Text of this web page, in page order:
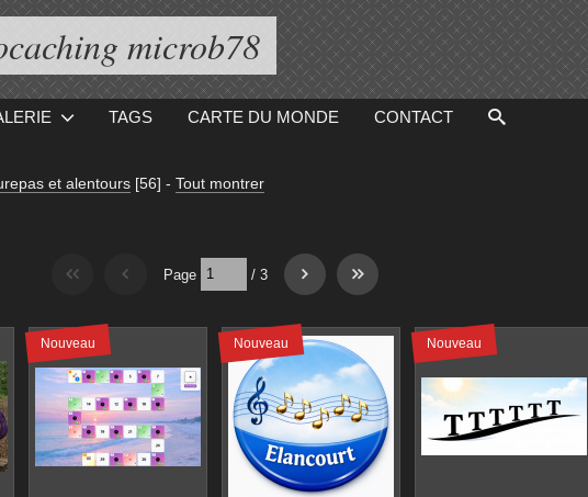
microb78
TAGS CARTE DU MONDE CONTACT
et alentours [56] - Tout montrer
Page / 3
Nouveau Nouveau Nouveau